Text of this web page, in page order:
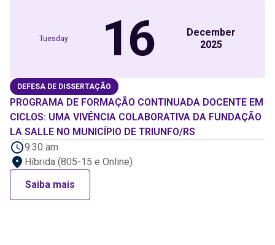
Tuesday 16
December
2025
DEFESA DE DISSERTAÇÃO
PROGRAMA DE FORMAÇÃO CONTINUADA DOCENTE EM
CICLOS: UMA VIVÊNCIA COLABORATIVA DA FUNDAÇÃO
LA SALLE NO MUNICÍPIO DE TRIUNFO/RS
9:30 am
Híbrida (805-15 e Online)
Saiba mais